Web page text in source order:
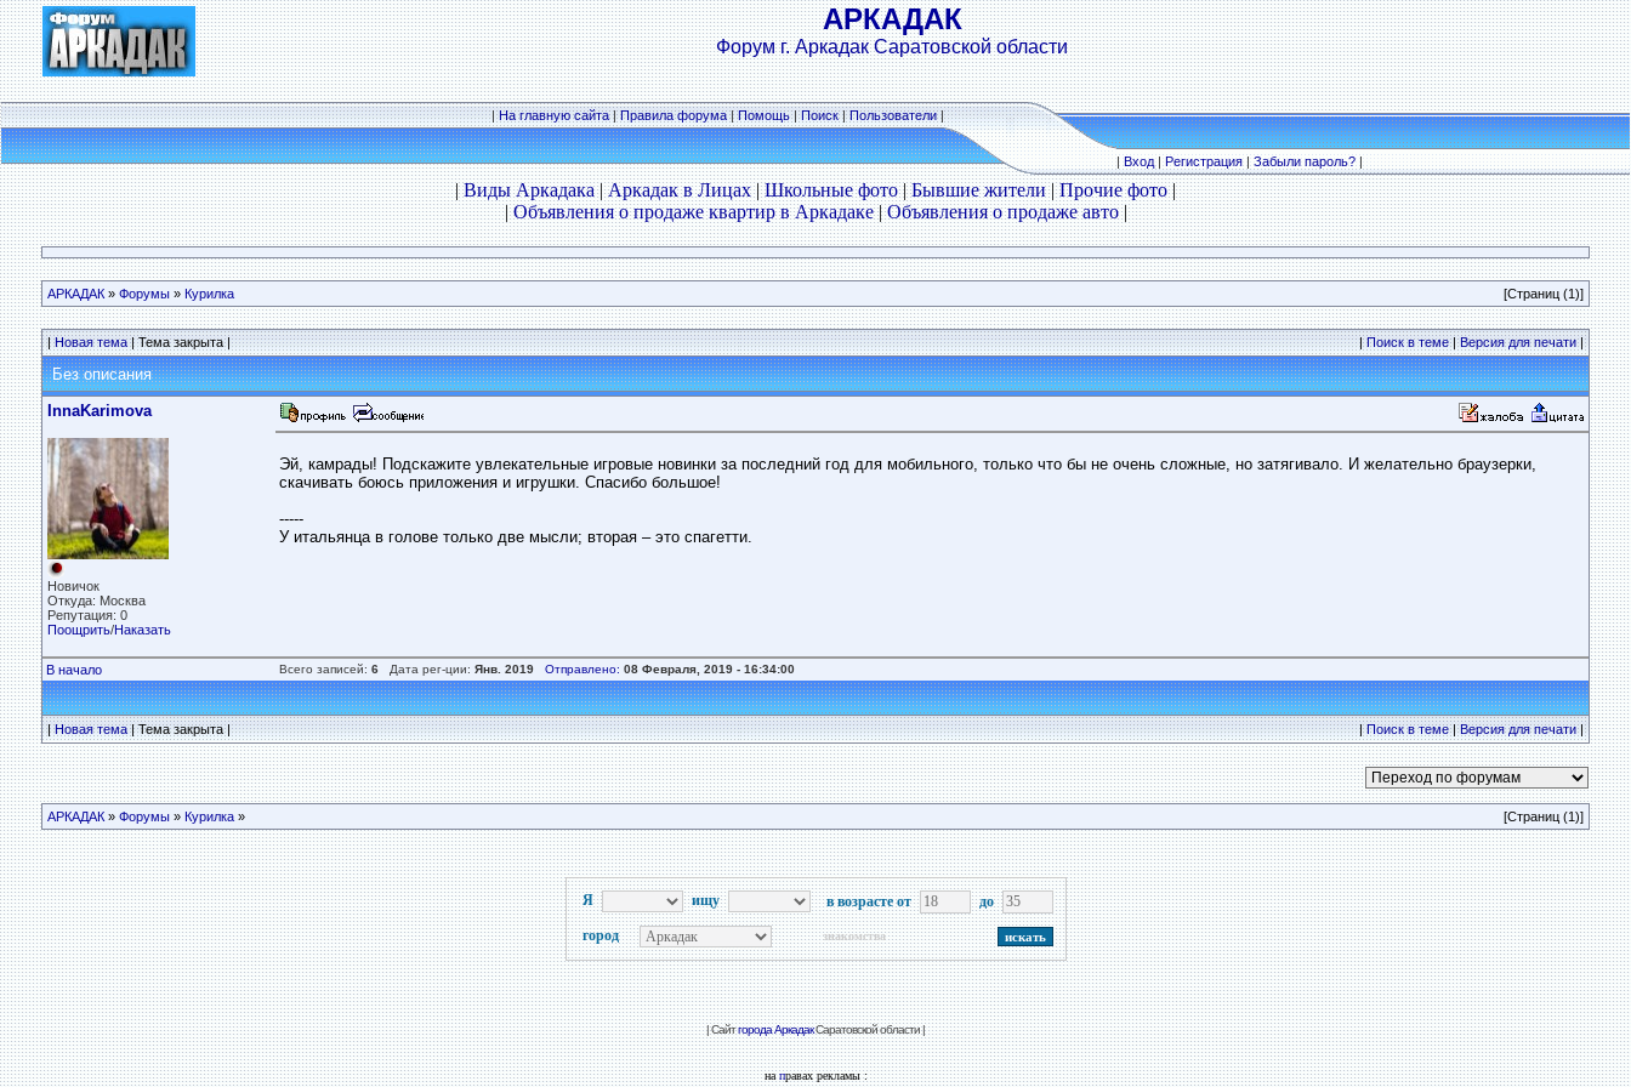
АРКАДАК
Форум г. Аркадак Саратовской области
|На главную сайта|Правила форума|Помощь|Поиск|Пользователи|
|Вход|Регистрация|Забыли пароль?|
|Виды Аркадака|Аркадак в Лицах|Школьные фото|Бывшие жители|Прочие фото|
|Объявления о продаже квартир в Аркадаке|Объявления о продаже авто|
АРКАДАК » Форумы » Курилка [Страниц (1)]
|Новая тема| Тема закрыта | |Поиск в теме|Версия для печати|
Без описания
InnaKarimova
Новичок
Откуда: Москва
Репутация: 0
Поощрить/Наказать
Эй, камрады! Подскажите увлекательные игровые новинки за последний год для мобильного, только что бы не очень сложные, но затягивало. И желательно браузерки,
скачивать боюсь приложения и игрушки. Спасибо большое!
-----
У итальянца в голове только две мысли; вторая – это спагетти.
В начало Всего записей: 6 Дата рег-ции: Янв. 2019 Отправлено: 08 Февраля, 2019 - 16:34:00
|Новая тема| Тема закрыта | |Поиск в теме|Версия для печати|
АРКАДАК » Форумы » Курилка » [Страниц (1)]
Я ищу в возрасте от
до
город
знакомства
| Сайтгорода АркадакСаратовской области |
направах рекламы :